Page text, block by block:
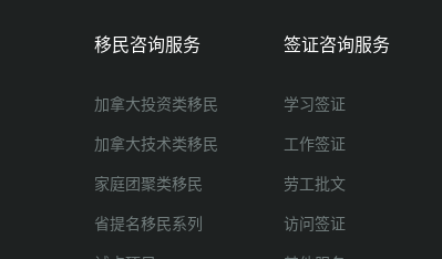
移民咨询服务
加拿大投资类移民
加拿大技术类移民
家庭团聚类移民
省提名移民系列
签证咨询服务
学习签证
工作签证
劳工批文
访问签证